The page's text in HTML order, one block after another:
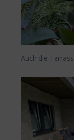
Auch die